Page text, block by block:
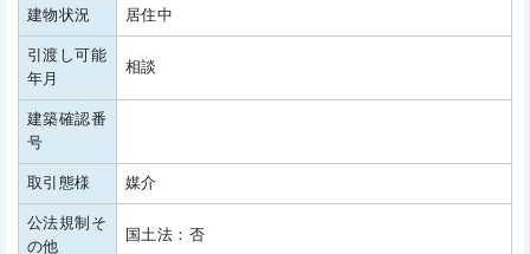
建物状況 居住中
引渡し可能
年月
相談
建築確認番
号
取引態様 媒介
公法規制そ
の他
国土法：否